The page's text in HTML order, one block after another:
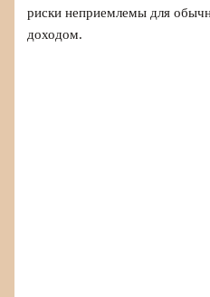
риски неприемлемы для
доходом.